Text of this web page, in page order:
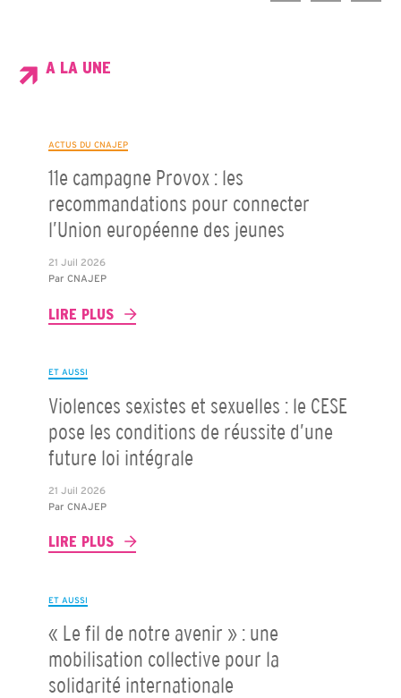
A LA UNE
ACTUS DU CNAJEP
11e campagne Provox : les
recommandations pour connecter
l’Union européenne des jeunes
21 Juil 2026
Par CNAJEP
LIRE PLUS
ET AUSSI
Violences sexistes et sexuelles : le CESE
pose les conditions de réussite d’une
future loi intégrale
21 Juil 2026
Par CNAJEP
LIRE PLUS
ET AUSSI
« Le fil de notre avenir » : une
mobilisation collective pour la
solidarité internationale